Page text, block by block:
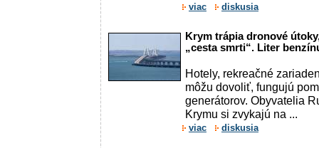
viac diskusia
Krym trápia dronové
„cesta smrti“. Liter
Hotely, rekreačné
môžu dovoliť, fungujú
generátorov. Obyvatelia
Krymu si zvykajú na ...
viac diskusia